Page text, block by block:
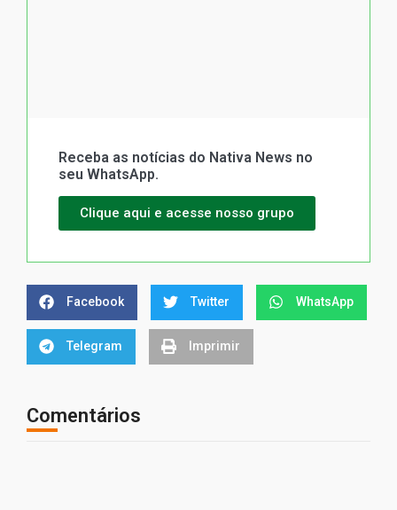
Receba as notícias do Nativa News no
seu WhatsApp.
Clique aqui e acesse nosso grupo
Facebook Twitter WhatsApp
Telegram Imprimir
Comentários